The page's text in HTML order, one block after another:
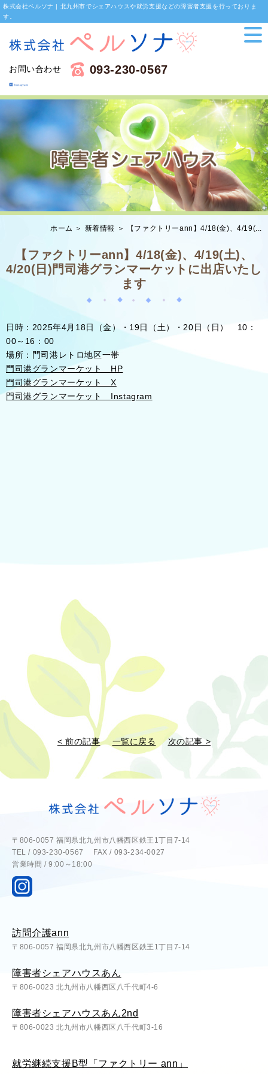
株式会社ペルソナ | 北九州市でシェアハウスや就労支援などの障害者支援を行っておりま
す。
お問い合わせ 093-230-0567
ホーム ＞ 新着情報 ＞ 【ファクトリーann】4/18(金)、4/19(...
【ファクトリーann】4/18(金)、4/19(土)、
4/20(日)門司港グランマーケットに出店いたし
ます
日時：2025年4月18日（金）・19日（土）・20日（日） 10：
00～16：00
場所：門司港レトロ地区一帯
門司港グランマーケット HP
門司港グランマーケット X
門司港グランマーケット Instagram
< 前の記事 一覧に戻る 次の記事 >
〒806-0057 福岡県北九州市八幡西区鉄王1丁目7-14
TEL / 093-230-0567 FAX / 093-234-0027
営業時間 / 9:00～18:00
訪問介護ann
〒806-0057 福岡県北九州市八幡西区鉄王1丁目7-14
障害者シェアハウスあん
〒806-0023 北九州市八幡西区八千代町4-6
障害者シェアハウスあん2nd
〒806-0023 北九州市八幡西区八千代町3-16
就労継続支援B型「ファクトリー ann」